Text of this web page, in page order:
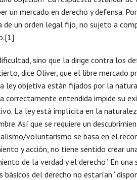
un mercado en derecho y defensa.
de un orden legal fijo, no sujeto a
sino que la dirige contra los
dice Oliver, que el libre mercado
ley objetiva están fijados por la
correctamente entendida impide su
La ley está implícita en la
Así que se requiere un
voluntarismo se basa en el
y acción, no tiene sentido crear
de la verdad y el derecho”. En una
del derecho no estarían